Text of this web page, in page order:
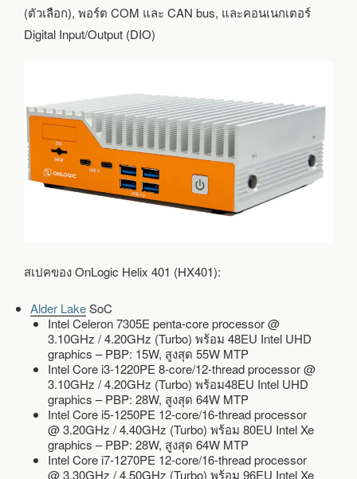
(ตัวเลือก), พอร์ต COM และ CAN bus, และคอนเนกเตอร์
Digital Input/Output (DIO)
สเปคของ OnLogic Helix 401 (HX401):
Alder LakeSoC
Intel Celeron 7305E penta-core processor @
3.10GHz / 4.20GHz (Turbo) พร้อม 48EU Intel UHD
graphics – PBP: 15W, สูงสุด 55W MTP
Intel Core i3-1220PE 8-core/12-thread processor @
3.10GHz / 4.20GHz (Turbo) พร้อม48EU Intel UHD
graphics – PBP: 28W, สูงสุด 64W MTP
Intel Core i5-1250PE 12-core/16-thread processor
@ 3.20GHz / 4.40GHz (Turbo) พร้อม 80EU Intel Xe
graphics – PBP: 28W, สูงสุด 64W MTP
Intel Core i7-1270PE 12-core/16-thread processor
@ 3.30GHz / 4.50GHz (Turbo) พร้อม 96EU Intel Xe